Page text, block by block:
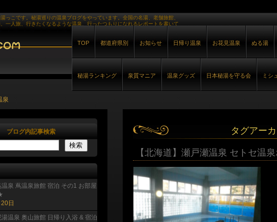
っこです。秘湯巡りの温泉ブログをやっています。全国の名湯、老舗旅館、
一人旅、行きたくなるような温泉、行ったつもりになれるレポートを書いて
TOP 都道府県別 お知らせ 日帰り温泉 お花見温泉 ぬる湯
秘湯ランキング 泉質マニア 温泉グッズ 日本秘湯を守る会 ミシ
泉
タグアー
【北海道】瀬戸瀬温泉 セトセ温
ブログ内記事検索
温泉 蔦温泉旅館 宿泊 その1 お部屋
日
湯温泉 奥山旅館 日帰り入浴 & 宿泊